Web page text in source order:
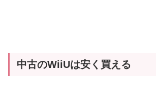
中古のWiiUは安く買える